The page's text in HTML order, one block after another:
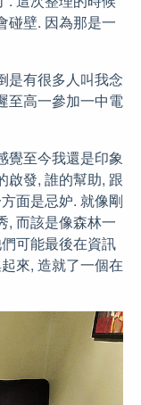
碰壁. 因為那是一
是有很多人叫我念
至高一參加一中電
覺至今我還是印象
啟發, 誰的幫助, 跟
面是忌妒. 就像剛
, 而該是像森林一
可能最後在資訊
來, 造就了一個在